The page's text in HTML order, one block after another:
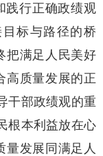
践行正确政绩观
标与路径的桥
把满足人民美好
高质量发展的正
干部政绩观的重
根本利益放在心
量发展同满足人